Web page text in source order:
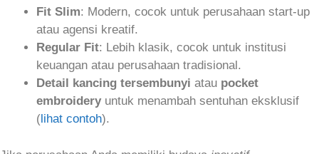
Fit Slim: Modern, cocok untuk perusahaan start‑up
atau agensi kreatif.
Regular Fit: Lebih klasik, cocok untuk institusi
keuangan atau perusahaan tradisional.
Detail kancing tersembunyi atau pocket
embroidery untuk menambah sentuhan eksklusif
(lihat contoh).